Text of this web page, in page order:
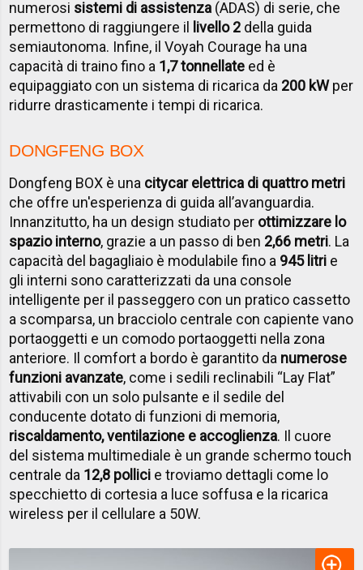
numerosi sistemi di assistenza (ADAS) di serie, che
permettono di raggiungere il livello 2 della guida
semiautonoma. Infine, il Voyah Courage ha una
capacità di traino fino a 1,7 tonnellate ed è
equipaggiato con un sistema di ricarica da 200 kWper
ridurre drasticamente i tempi di ricarica.
DONGFENG BOX
Dongfeng BOX è una citycar elettrica di quattro metri
che offre un'esperienza di guida all’avanguardia.
Innanzitutto, ha un design studiato per ottimizzare lo
spazio interno, grazie a un passo di ben 2,66 metri. La
capacità del bagagliaio è modulabile fino a 945 litri e
gli interni sono caratterizzati da una console
intelligente per il passeggero con un pratico cassetto
a scomparsa, un bracciolo centrale con capiente vano
portaoggetti e un comodo portaoggetti nella zona
anteriore. Il comfort a bordo è garantito da numerose
funzioni avanzate, come i sedili reclinabili “Lay Flat”
attivabili con un solo pulsante e il sedile del
conducente dotato di funzioni di memoria,
riscaldamento, ventilazione e accoglienza. Il cuore
del sistema multimediale è un grande schermo touch
centrale da 12,8 pollici e troviamo dettagli come lo
specchietto di cortesia a luce soffusa e la ricarica
wireless per il cellulare a 50W.